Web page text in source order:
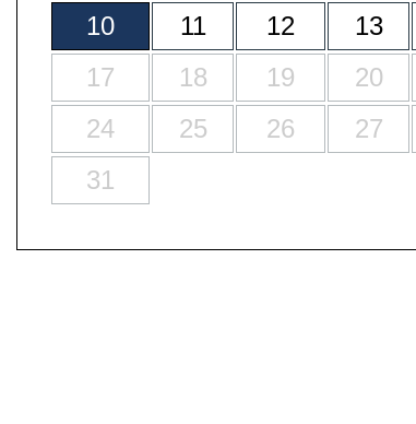
10
11 12 13
17
18 19 20
24
25 26 27
31